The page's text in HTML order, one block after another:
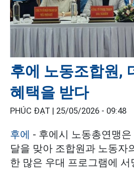
후에 노동조합원,
혜택을 받다
PHÚC ĐẠT | 25/05/2026 - 09:48
후에 - 후에시 노동총연맹
달을 맞아 조합원과 노동자
한 많은 우대 프로그램에 서